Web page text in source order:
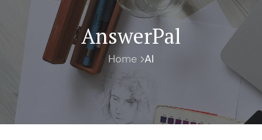
AnswerPal
Home AI